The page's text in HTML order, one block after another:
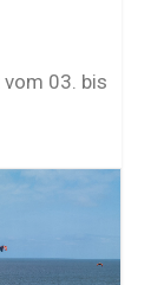
03. bis